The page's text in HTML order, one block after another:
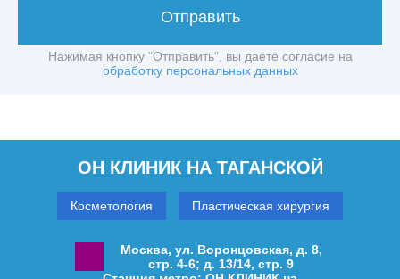
Отправить
Нажимая кнопку "Отправить", вы даете согласие на
обработку персональных данных
ОН КЛИНИК НА ТАГАНСКОЙ
Косметология Пластическая хирургия
Москва, ул. Воронцовская, д. 8,
стр. 4-6; д. 13/14, стр. 9